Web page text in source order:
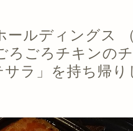
ールディングス
ろごろチキンの
ラ」を持ち帰り